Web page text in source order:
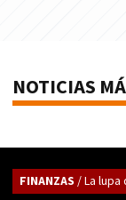
NOTICIAS
FINANZAS / La lupa